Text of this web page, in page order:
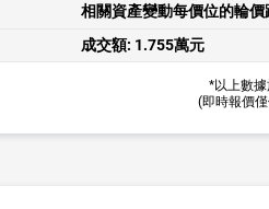
相關資產變動每價位的輪價
成交額: 1.755萬元
*以上數
(即時報價